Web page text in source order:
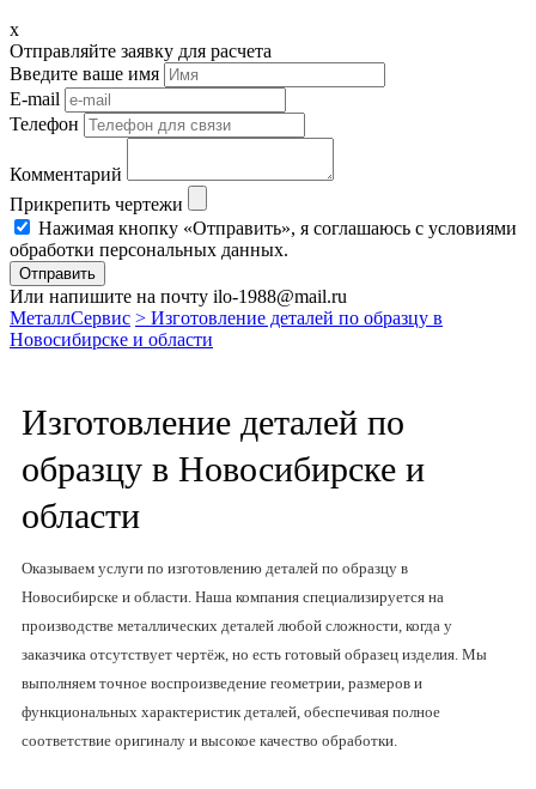
x
Отправляйте заявку для расчета
Введите ваше имя
E-mail
Телефон
Комментарий
Прикрепить чертежи
Нажимая кнопку «Отправить», я соглашаюсь с условиями
обработки персональных данных.
Отправить
Или напишите на почту ilo-1988@mail.ru
МеталлСервис > Изготовление деталей по образцу в
Новосибирске и области
Изготовление деталей по
образцу в Новосибирске и
области
Оказываем услуги по изготовлению деталей по образцу в
Новосибирске и области. Наша компания специализируется на
производстве металлических деталей любой сложности, когда у
заказчика отсутствует чертёж, но есть готовый образец изделия. Мы
выполняем точное воспроизведение геометрии, размеров и
функциональных характеристик деталей, обеспечивая полное
соответствие оригиналу и высокое качество обработки.